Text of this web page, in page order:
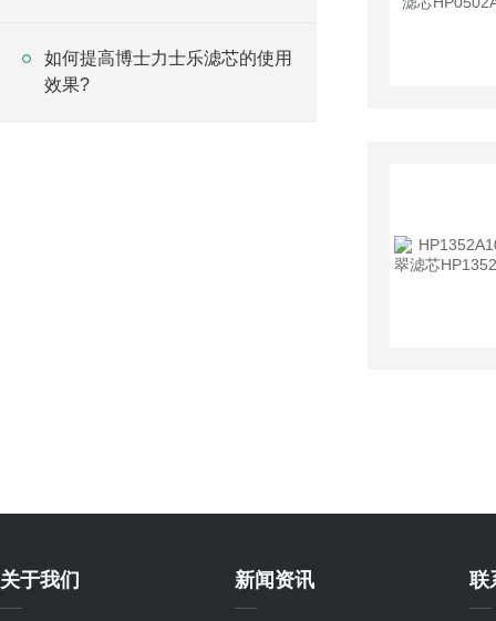
如何提高博士力士乐滤芯的使用
效果?
关于我们 新闻资讯 联